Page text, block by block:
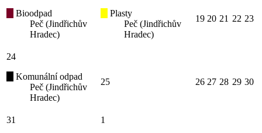
Bioodpad
Peč (Jindřichův
Hradec)
Plasty
Peč (Jindřichův
Hradec)
19 20 21 22 23
24
Komunální odpad
Peč (Jindřichův
Hradec)
25 26 27 28 29 30
31
1